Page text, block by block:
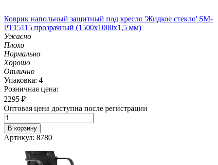
Коврик напольный защитный под кресло 'Жидкое стекло' SM-
PT15115 прозрачный (1500х1000х1,5 мм)
Ужасно
Плохо
Нормально
Хорошо
Отлично
Упаковка: 4
Розничная цена:
2295 ₽
Оптовая цена доступна после регистрации
В корзину
Артикул: 8780